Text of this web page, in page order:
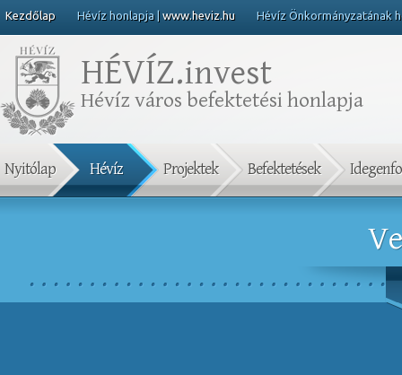
Kezdőlap Hévíz honlapja | www.heviz.hu Hévíz Önkormányzatának
HÉVÍZ.invest
Hévíz város befektetési honlapja
Nyitólap Hévíz Projektek Befektetések